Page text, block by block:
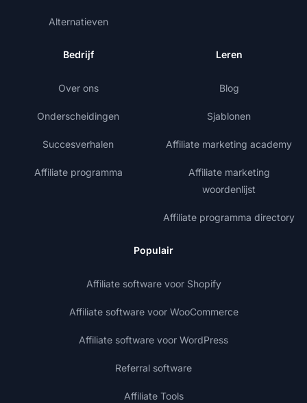
Alternatieven
Bedrijf
Over ons
Onderscheidingen
Succesverhalen
Affiliate programma
Leren
Blog
Sjablonen
Affiliate marketing academy
Affiliate marketing
woordenlijst
Affiliate programma directory
Populair
Affiliate software voor Shopify
Affiliate software voor WooCommerce
Affiliate software voor WordPress
Referral software
Affiliate Tools